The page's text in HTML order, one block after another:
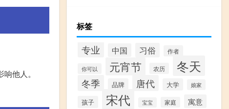
他人。
标签
专业 中国 习俗 作者
你可以 元宵节 农历 冬天
冬季 品牌 唐代 大学 娘家
孩子 宋代 宝宝 家庭 寓意